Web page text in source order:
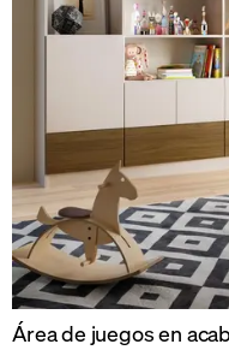
Área de juegos en